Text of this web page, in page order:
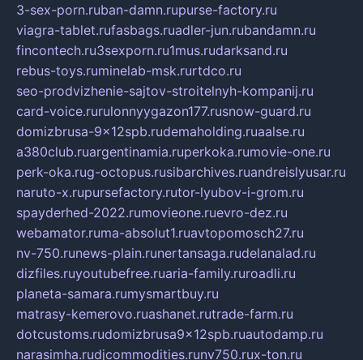
3-sex-porn.ruban-damn.rupurse-factory.ru
viagra-tablet.rufasbags.ruadler-jun.rubandamn.ru
fincontech.ru3sexporn.ru1mus.rudarksand.ru
rebus-toys.ruminelab-msk.rurtdco.ru
seo-prodvizhenie-sajtov-stroitelnyh-kompanij.ru
card-voice.rurulonnyygazon177.rusnow-guard.ru
domizbrusa-9x12spb.rudemaholding.ruaalse.ru
a380club.ruargentinamia.ruperkoka.rumovie-one.ru
perk-oka.rug-octopus.rusibarchives.ruandreislyusar.ru
naruto-x.rupursefactory.rutor-lyubov-i-grom.ru
spayderhed-2022.rumovieone.ruevro-dez.ru
webamator.ruma-absolut1.ruavtopomosch27.ru
nv-750.runews-plain.runertansaga.rudelanalad.ru
dizfiles.ruyoutubefree.ruaria-family.ruroadli.ru
planeta-samara.rumysmartbuy.ru
matrasy-kemerovo.ruashanet.rutrade-farm.ru
dotcustoms.rudomizbrusa9x12spb.ruautodamp.ru
narasimha.rudjcommodities.runv750.rux-ton.ru